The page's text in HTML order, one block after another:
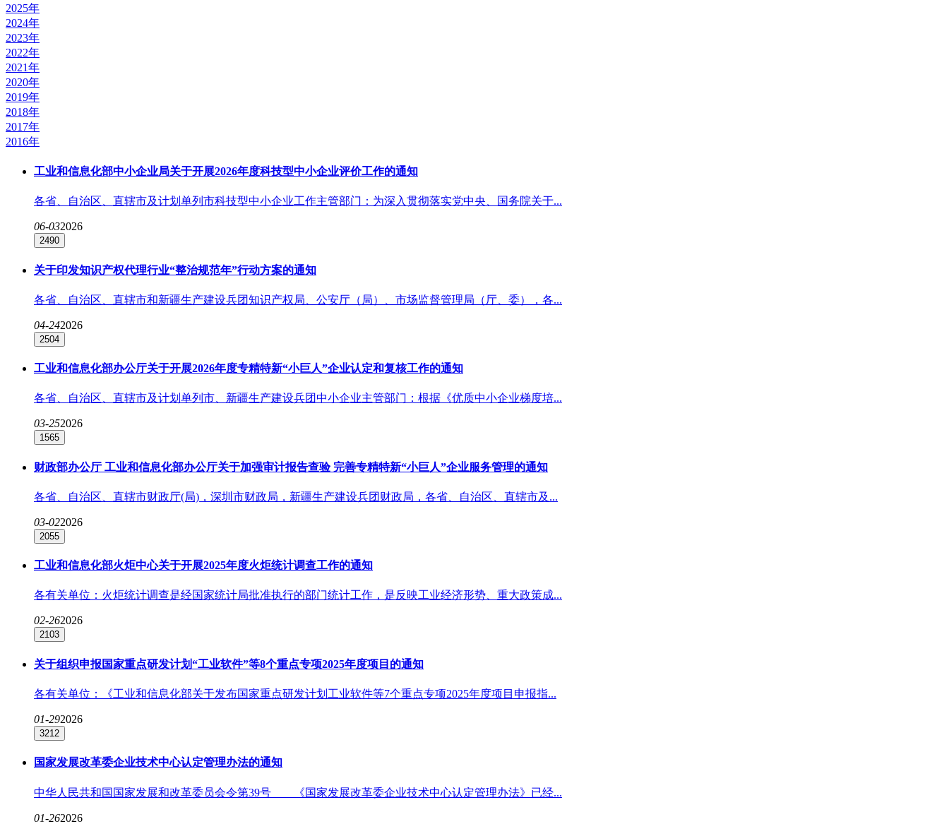
2025年
2024年
2023年
2022年
2021年
2020年
2019年
2018年
2017年
2016年
工业和信息化部中小企业局关于开展2026年度科技型中小企业评价工作的通知
各省、自治区、直辖市及计划单列市科技型中小企业工作主管部门：为深入贯彻落实党中央、国务院关于...
06-032026
2490
关于印发知识产权代理行业“整治规范年”行动方案的通知
各省、自治区、直辖市和新疆生产建设兵团知识产权局、公安厅（局）、市场监督管理局（厅、委），各...
04-242026
2504
工业和信息化部办公厅关于开展2026年度专精特新“小巨人”企业认定和复核工作的通知
各省、自治区、直辖市及计划单列市、新疆生产建设兵团中小企业主管部门：根据《优质中小企业梯度培...
03-252026
1565
财政部办公厅 工业和信息化部办公厅关于加强审计报告查验 完善专精特新“小巨人”企业服务管理的通知
各省、自治区、直辖市财政厅(局)，深圳市财政局，新疆生产建设兵团财政局，各省、自治区、直辖市及...
03-022026
2055
工业和信息化部火炬中心关于开展2025年度火炬统计调查工作的通知
各有关单位：火炬统计调查是经国家统计局批准执行的部门统计工作，是反映工业经济形势、重大政策成...
02-262026
2103
关于组织申报国家重点研发计划“工业软件”等8个重点专项2025年度项目的通知
各有关单位：《工业和信息化部关于发布国家重点研发计划工业软件等7个重点专项2025年度项目申报指...
01-292026
3212
国家发展改革委企业技术中心认定管理办法的通知
中华人民共和国国家发展和改革委员会令第39号 《国家发展改革委企业技术中心认定管理办法》已经...
01-262026